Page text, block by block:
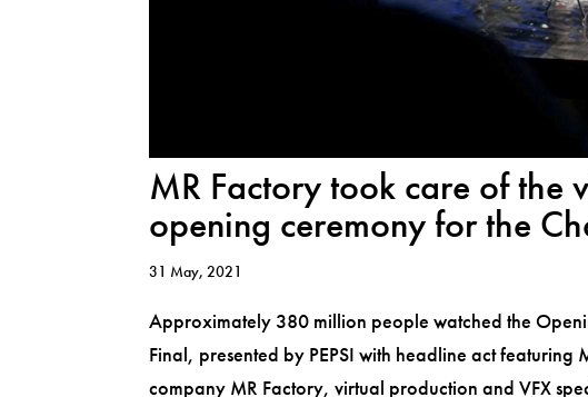
MR Factory took care of the
opening ceremony for the
31 May, 2021
Approximately 380 million people watched the
Final, presented by PEPSI with headline act
company MR Factory, virtual production and VFX